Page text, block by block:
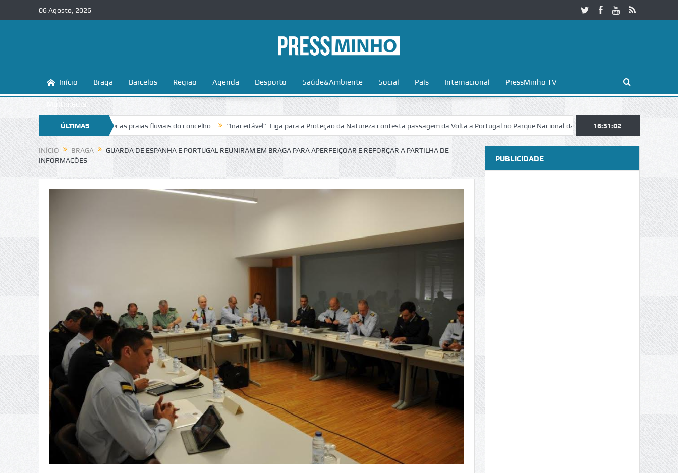
06 Agosto, 2026
Início Braga Barcelos Região Agenda Desporto Saúde&Ambiente Social País Internacional PressMinho TV
Multimédia
ÚLTIMAS
NOTÍCIAS
a conhecer e proteger as praias fluviais do concelho “Inaceitável”. Liga para a Proteção da Natureza contesta passagem da Volta a Portugal no Parque Nacional da Peneda-Gerês Esposende.
16:31:03
INÍCIO BRAGA
GUARDA DE ESPANHA E PORTUGAL REUNIRAM EM BRAGA PARA APERFEIÇOAR E REFORÇAR A PARTILHA DE
INFORMAÇÕES
PUBLICIDADE